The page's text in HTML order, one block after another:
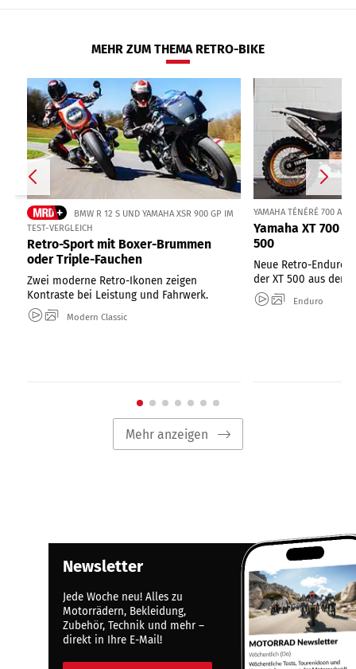
MEHR ZUM THEMA RETRO-BIKE
BMW R 12 S UND YAMAHA XSR 900 GP IM
TEST-VERGLEICH
Retro-Sport mit Boxer-Brummen
oder Triple-Fauchen
Zwei moderne Retro-Ikonen zeigen
Kontraste bei Leistung und Fahrwerk.
Modern Classic
YAMAHA TÉNÉRÉ 700
Yamaha XT 700
500
Neue Retro-Enduro:
der XT 500 aus den
Enduro
Mehr anzeigen
Newsletter
Jede Woche neu! Alles zu
Motorrädern, Bekleidung,
Zubehör, Technik und mehr –
direkt in Ihre E-Mail!